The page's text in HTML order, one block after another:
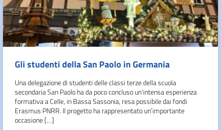
Gli studenti della San Paolo in Germania
Una delegazione di studenti delle classi terze della scuola
secondaria San Paolo ha da poco concluso un’intensa esperienza
formativa a Celle, in Bassa Sassonia, resa possibile dai fondi
Erasmus PNRR. Il progetto ha rappresentato un’importante
occasione […]